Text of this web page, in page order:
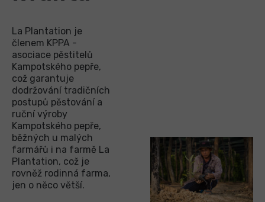
La Plantation je
členem KPPA -
asociace pěstitelů
Kampotského pepře,
což garantuje
dodržování tradičních
postupů pěstování a
ruční výroby
Kampotského pepře,
běžných u malých
farmářů i na farmě La
Plantation, což je
rovněž rodinná farma,
jen o něco větší.